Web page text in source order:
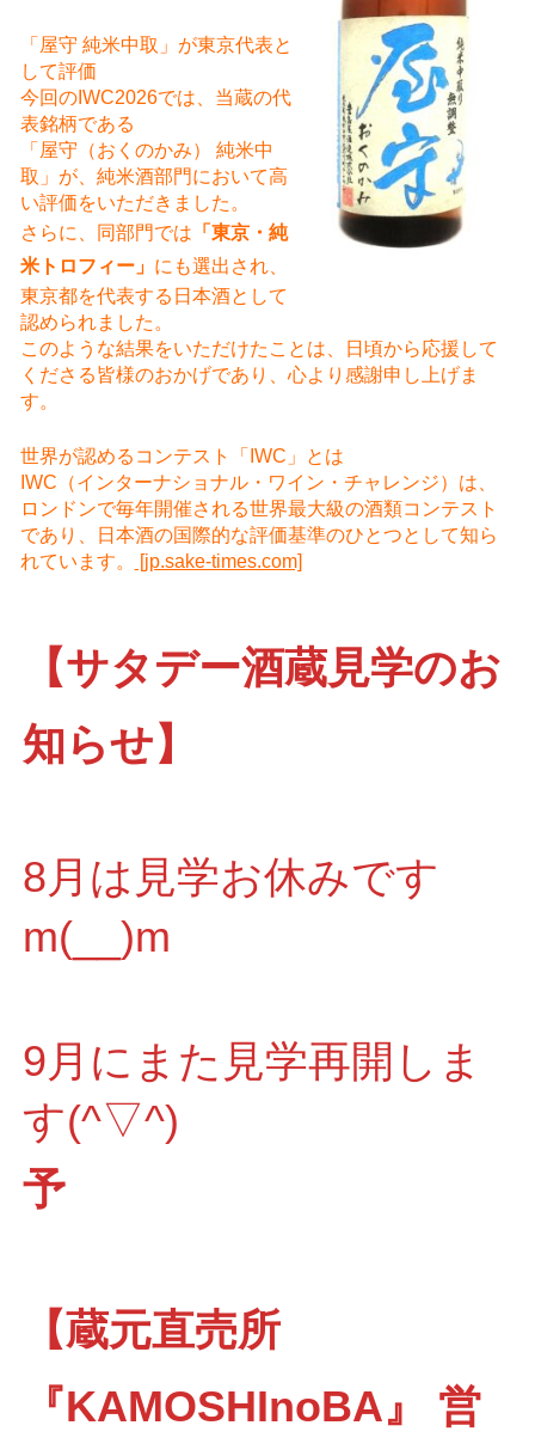
「屋守 純米中取」が東京代表と
して評価
今回のIWC2026では、当蔵の代
表銘柄である
「屋守（おくのかみ） 純米中
取」が、純米酒部門において高
い評価をいただきました。
さらに、同部門では 「東京・純
米トロフィー」 にも選出され、
東京都を代表する日本酒として
認められました。
このような結果をいただけたことは、日頃から応援して
くださる皆様のおかげであり、心より感謝申し上げま
す。
世界が認めるコンテスト「IWC」とは
IWC（インターナショナル・ワイン・チャレンジ）は、
ロンドンで毎年開催される世界最大級の酒類コンテスト
であり、日本酒の国際的な評価基準のひとつとして知ら
れています。
[jp.sake-times.com]
【サタデー酒蔵見学のお
知らせ】
8月は見学お休みです
m(__)m
9月にまた見学再開しま
す(^▽^)
予
【蔵元直売所
『KAMOSHInoBA』 営